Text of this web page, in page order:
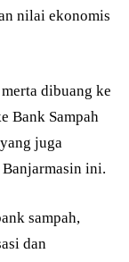
nilai ekonomis
dibuang ke
Bank Sampah
juga
ini.
sampah,
dan